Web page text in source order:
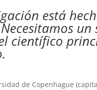
está
científico
de Copenhague